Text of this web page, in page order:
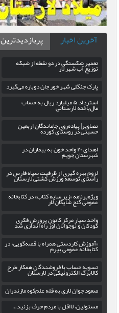
آخرین اخبار پربازدیدترین
تعمیر شکستگی در دو نقطه از شبکه
توزیع آب شهر لار
پارک جنگلی شهر خور جان دوباره می‌گیرد
استرداد ۵ میلیارد ریال به حسابمال‌باخته لارستانی
تصاویر| پیاده‌روی جاماندگان اربعین
حسینی در روستای کورده
اهدای ۲۰ واحد خون به بیماران درشهرستان جویم
لزوم بهره‌ گیری از ظرفیت سپاه فارس در
راستای توسعه ورزش کشتی لارستان
ویژه‌برنامه «زیر سایه کتاب» در کتابخانه
عمومی گنج شایگان لار
واحد سیار مرکز کانون پرورش فکری
کودکان و نوجوانان اوز راه اندازی شد
«آموزش کاردستی همراه با قصه‌گویی» در
کتابخانه عمومی بیرم
تسویه حساب با فروشندگان همکار طرح
کالابرگ الکترونیکی در لارستان
صعود جوان لاری به قله علم‌کوه مازندران
مسئولین، لااقل با مردم حرف بزنید…